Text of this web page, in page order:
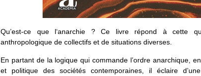
Qu’est-ce que l‘anarchie ? Ce livre répond à cette
anthropologique de collectifs et de situations diverses.
En partant de la logique qui commande l’ordre anarchique,
et politique des sociétés contemporaines, il éclaire